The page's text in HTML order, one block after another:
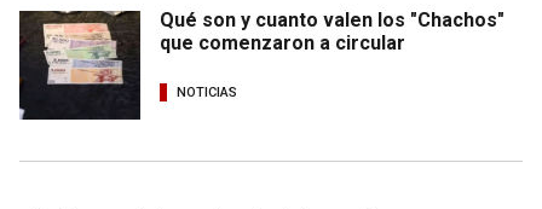
Qué son y cuanto valen los "Chachos"
que comenzaron a circular
NOTICIAS